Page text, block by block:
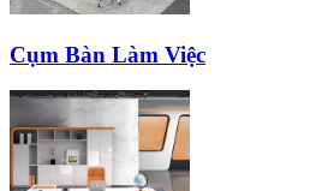
Cụm Bàn Làm Việc